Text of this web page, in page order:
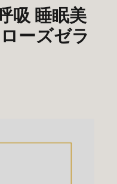
吸 睡眠美
ーズゼラ